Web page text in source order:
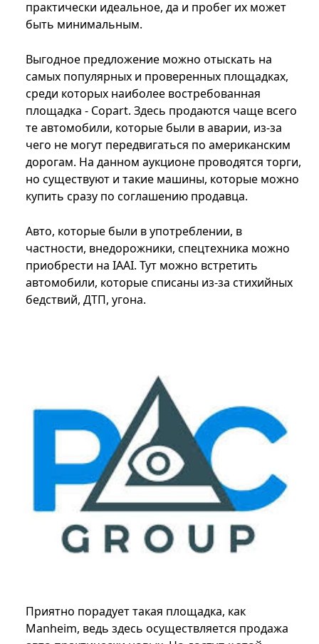
практически идеальное, да и пробег их может
быть минимальным.
Выгодное предложение можно отыскать на
самых популярных и проверенных площадках,
среди которых наиболее востребованная
площадка - Copart. Здесь продаются чаще всего
те автомобили, которые были в аварии, из-за
чего не могут передвигаться по американским
дорогам. На данном аукционе проводятся торги,
но существуют и такие машины, которые можно
купить сразу по соглашению продавца.
Авто, которые были в употреблении, в
частности, внедорожники, спецтехника можно
приобрести на IAAI. Тут можно встретить
автомобили, которые списаны из-за стихийных
бедствий, ДТП, угона.
Приятно порадует такая площадка, как
Manheim, ведь здесь осуществляется продажа